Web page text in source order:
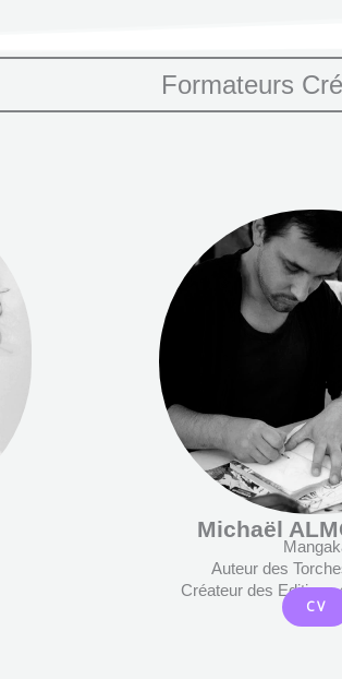
Formateurs
Michaël
Auteur des
Créateur des Editions
CV